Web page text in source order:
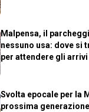
Malpensa, il
nessuno usa: dove si
per attendere gli
Svolta epocale per la
prossima